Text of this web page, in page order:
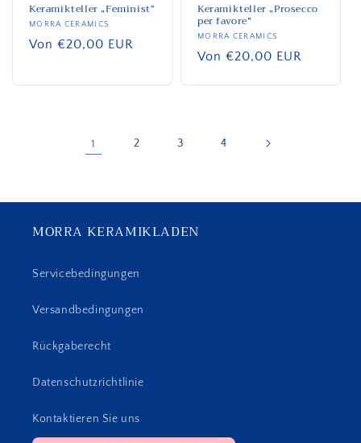
Keramikteller „Feminist“
Anbieter:
MORRA CERAMICS
Normaler
Von €20,00 EUR
Keramikteller „Prosecco
per favore“
Anbieter:
MORRA CERAMICS
Normaler
Von €20,00 EUR
1 2 3 4
MORRA KERAMIKLADEN
Servicebedingungen
Versandbedingungen
Rückgaberecht
Datenschutzrichtlinie
Kontaktieren Sie uns